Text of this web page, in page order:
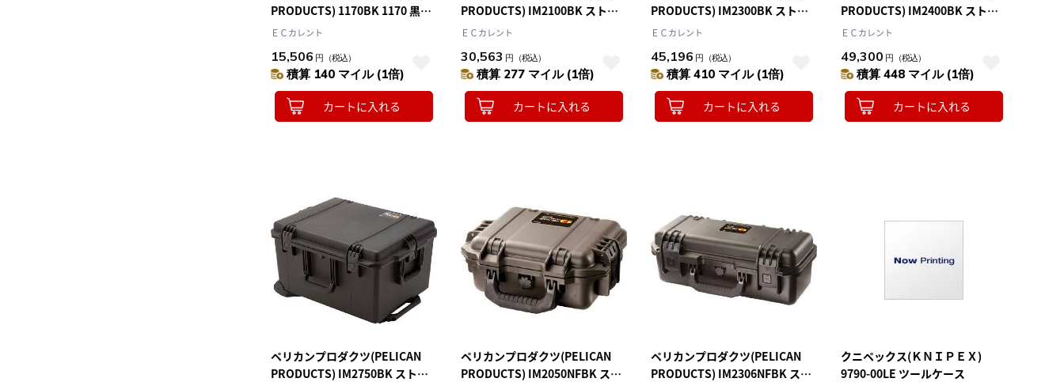
PRODUCTS) 1170BK 1170 黒
296×212×96
ＥＣカレント
15,506 円 （税込）
積算 140 マイル (1倍)
カートに入れる
PRODUCTS) IM2100BK ストー
ム IM2100黒 361×289×165
ＥＣカレント
30,563 円 （税込）
積算 277 マイル (1倍)
カートに入れる
PRODUCTS) IM2300BK ストー
ム IM2300黒 462×340×170
ＥＣカレント
45,196 円 （税込）
積算 410 マイル (1倍)
カートに入れる
PRODUCTS) IM2400BK ストー
ム IM2400黒 487×386×185
ＥＣカレント
49,300 円 （税込）
積算 448 マイル (1倍)
カートに入れる
ペリカンプロダクツ(PELICAN
PRODUCTS) IM2750BK ストー
ペリカンプロダクツ(PELICAN
PRODUCTS) IM2050NFBK スト
ペリカンプロダクツ(PELICAN
PRODUCTS) IM2306NFBK スト
クニペックス(ＫＮＩＰＥＸ)
9790-00LE ツールケース